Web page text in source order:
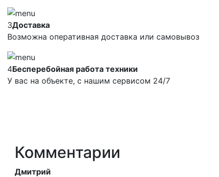
3Доставка
Возможна оперативная доставка или самовывоз
4Бесперебойная работа техники
У вас на объекте, с нашим сервисом 24/7
Комментарии
Дмитрий